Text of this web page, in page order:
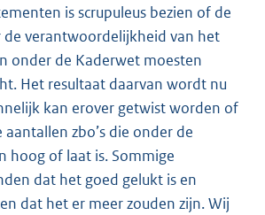
is scrupuleus bezien of de
de verantwoordelijkheid van het
onder de Kaderwet moesten
Het resultaat daarvan wordt nu
kan erover getwist worden of
aantallen zbo’s die onder de
hoog of laat is. Sommige
dat het goed gelukt is en
dat het er meer zouden zijn. Wij